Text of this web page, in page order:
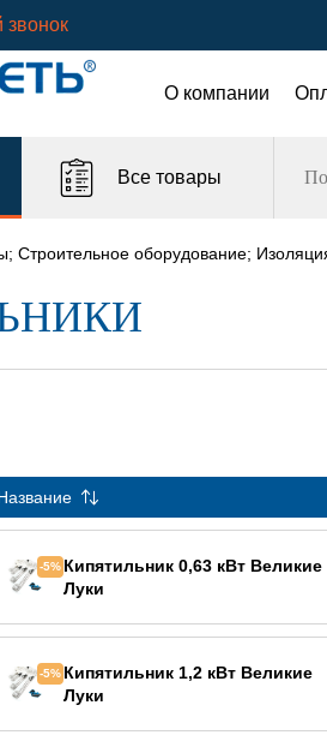
О компании
Все товары
Строительное оборудование;
-5%Кипятильник 0,63 кВт Великие
Луки
-5%Кипятильник 1,2 кВт Великие
Луки